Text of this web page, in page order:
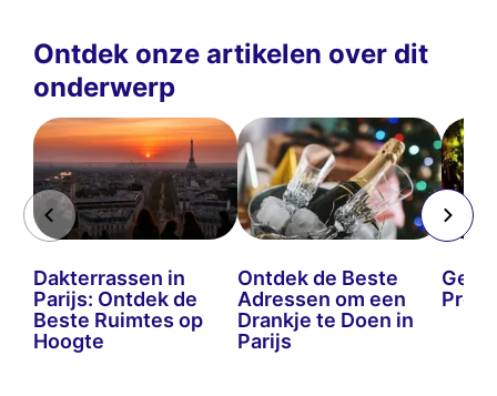
Ontdek onze artikelen over dit
onderwerp
Dakterrassen in
Parijs: Ontdek de
Beste Ruimtes op
Hoogte
Ontdek de Beste
Adressen om een
Drankje te Doen in
Parijs